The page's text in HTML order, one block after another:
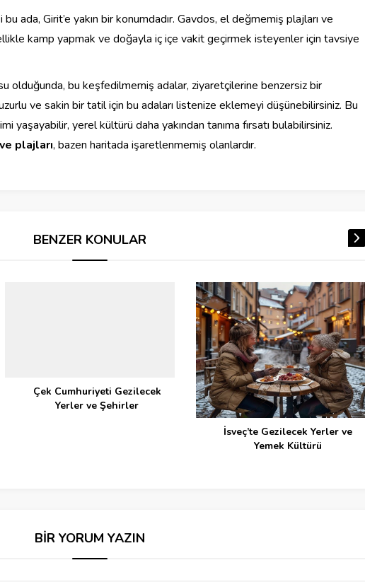
bu ada, Girit’e yakın bir konumdadır. Gavdos, el değmemiş plajları ve
kamp yapmak ve doğayla iç içe vakit geçirmek isteyenler için tavsiye
olduğunda, bu keşfedilmemiş adalar, ziyaretçilerine benzersiz bir
ve sakin bir tatil için bu adaları listenize eklemeyi düşünebilirsiniz. Bu
yaşayabilir, yerel kültürü daha yakından tanıma fırsatı bulabilirsiniz.
plajları, bazen haritada işaretlenmemiş olanlardır.
BENZER KONULAR
Çek Cumhuriyeti Gezilecek
Yerler ve Şehirler
İsveç’te Gezilecek Yerler ve
Yemek Kültürü
BİR YORUM YAZIN